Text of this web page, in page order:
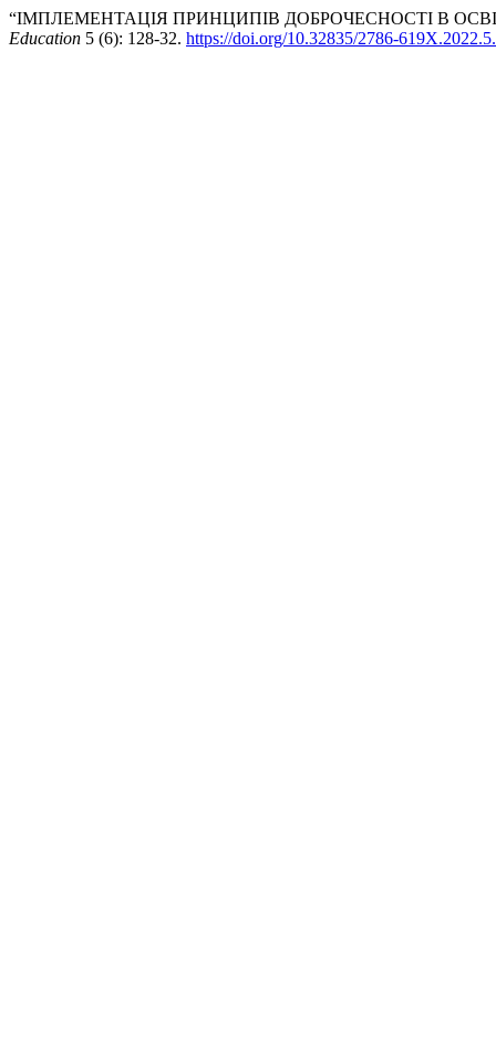
“ІМПЛЕМЕНТАЦІЯ ПРИНЦИПІВ ДОБРОЧЕСНОСТІ В
Education 5 (6): 128-32. https://doi.org/10.32835/2786-